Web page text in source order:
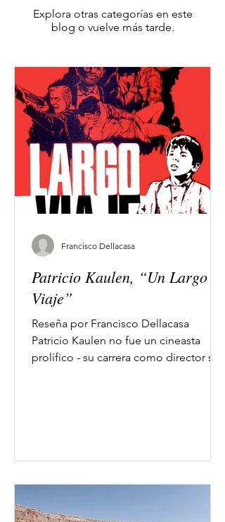
Explora otras categorías en este
blog o vuelve más tarde.
Patricio Kaulen, “Un Largo
Viaje”
Reseña por Francisco Dellacasa
Patricio Kaulen no fue un cineasta
prolífico - su carrera como director se
Francisco Dellacasa